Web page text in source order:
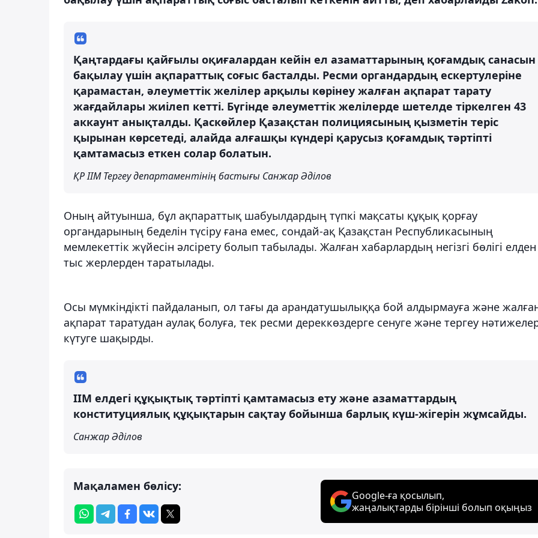
Қаңтардағы қайғылы оқиғалардан кейін ел азаматтарының қоғамдық санасын
бақылау үшін ақпараттық соғыс басталды. Ресми органдардың ескертулеріне
қарамастан, әлеуметтік желілер арқылы көрінеу жалған ақпарат тарату
жағдайлары жиілеп кетті. Бүгінде әлеуметтік желілерде шетелде тіркелген 43
аккаунт анықталды. Қаскөйлер Қазақстан полициясының қызметін теріс
қырынан көрсетеді, алайда алғашқы күндері қарусыз қоғамдық тәртіпті
қамтамасыз еткен солар болатын.
ҚР ІІМ Тергеу департаментінің бастығы Санжар Әділов
Оның айтуынша, бұл ақпараттық шабуылдардың түпкі мақсаты құқық қорғау
органдарының беделін түсіру ғана емес, сондай-ақ Қазақстан Республикасының
мемлекеттік жүйесін әлсірету болып табылады. Жалған хабарлардың негізгі бөлігі елден
тыс жерлерден таратылады.
Осы мүмкіндікті пайдаланып, ол тағы да арандатушылыққа бой алдырмауға және
ақпарат таратудан аулақ болуға, тек ресми дереккөздерге сенуге және тергеу
күтуге шақырды.
ІІМ елдегі құқықтық тәртіпті қамтамасыз ету және азаматтардың
конституциялық құқықтарын сақтау бойынша барлық күш-жігерін жұмсайды.
Санжар Әділов
Мақаламен бөлісу:
Google-ға қосылып,
жаңалықтарды бірінші болып оқыңыз